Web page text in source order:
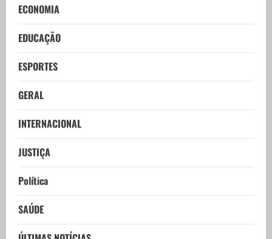
ECONOMIA
EDUCAÇÃO
ESPORTES
GERAL
INTERNACIONAL
JUSTIÇA
Política
SAÚDE